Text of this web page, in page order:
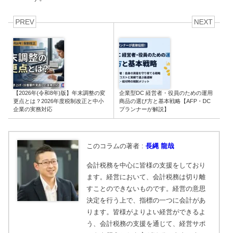
PREV
【2026年(令和8年)版】年末調整の変
更点とは？2026年度税制改正と中小
企業の実務対応
NEXT
企業型DC 経営者・役員のための運用
商品の選び方と基本戦略【AFP・DC
プランナーが解説】
このコラムの著者 : 長縄 龍哉
会計税務を中心に皆様の支援をしており
ます。経営において、会計税務は切り離
すことのできないものです。経営の意思
決定を行う上で、指標の一つに会計があ
ります。皆様がよりよい経営ができるよ
う、会計税務の支援を通じて、経営サポ